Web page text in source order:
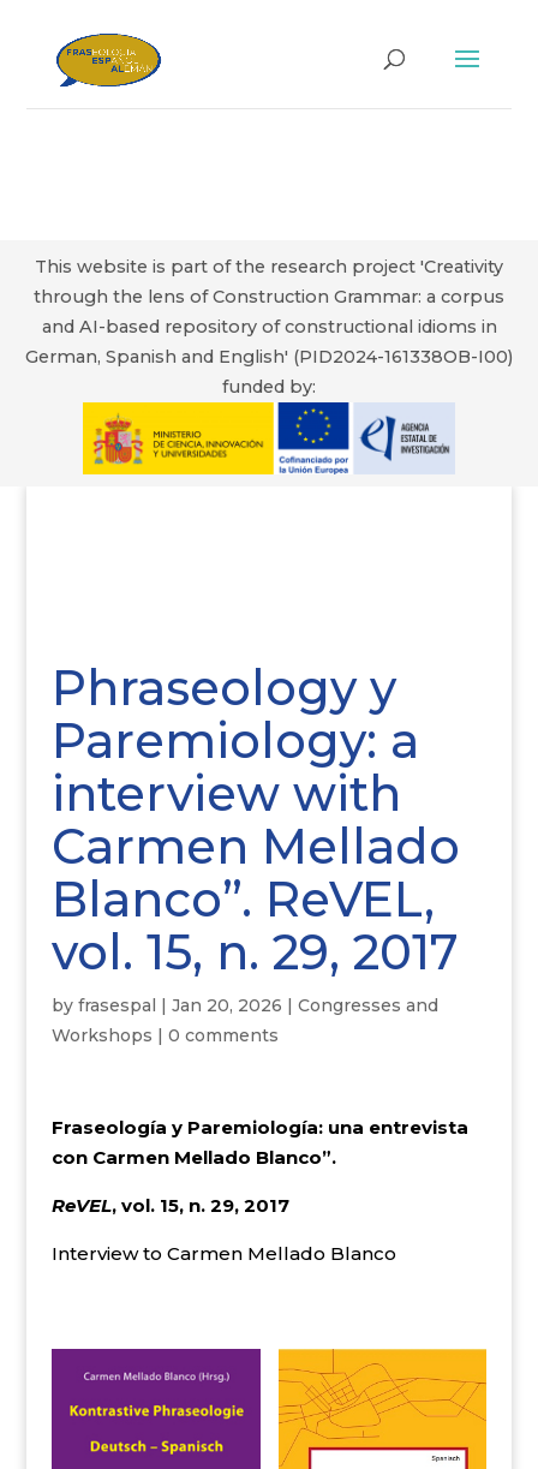
This website is part of the research project 'Creativity
through the lens of Construction Grammar: a corpus
and AI-based repository of constructional idioms in
German, Spanish and English' (PID2024-161338OB-I00)
funded by:
Phraseology y
Paremiology: a
interview with
Carmen Mellado
Blanco”. ReVEL,
vol. 15, n. 29, 2017
by frasespal | Jan 20, 2026 | Congresses and
Workshops | 0 comments
Fraseología y Paremiología: una entrevista
con Carmen Mellado Blanco”.
ReVEL, vol. 15, n. 29, 2017
Interview to Carmen Mellado Blanco